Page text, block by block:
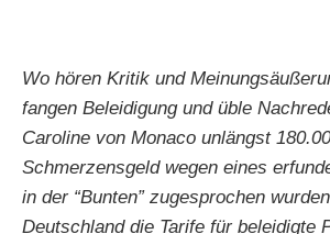
Wo hören Kritik und
fangen Beleidigung und üble
Caroline von Monaco unlängst
Schmerzensgeld wegen eines
in der “Bunten” zugesprochen
Deutschland die Tarife für beleidigte